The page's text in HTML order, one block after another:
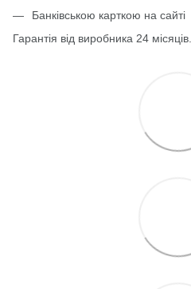
Банківською карткою на сайті
Гарантія від виробника 24 місяців.